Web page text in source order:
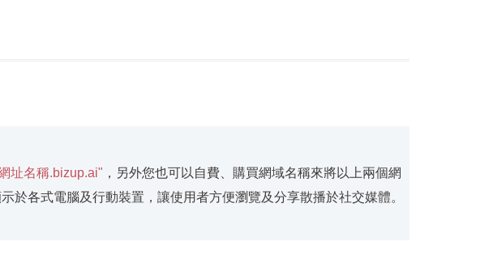
址名稱.bizup.ai" ，另外您也可以自費、購買網域名稱來將以上兩個網
於各式電腦及行動裝置，讓使用者方便瀏覽及分享散播於社交媒體。